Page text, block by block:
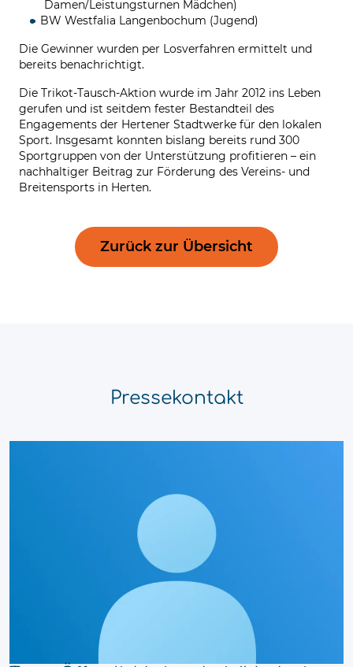
Damen/Leistungsturnen Mädchen)
BW Westfalia Langenbochum (Jugend)
Die Gewinner wurden per Losverfahren ermittelt und
bereits benachrichtigt.
Die Trikot-Tausch-Aktion wurde im Jahr 2012 ins Leben
gerufen und ist seitdem fester Bestandteil des
Engagements der Hertener Stadtwerke für den lokalen
Sport. Insgesamt konnten bislang bereits rund 300
Sportgruppen von der Unterstützung profitieren – ein
nachhaltiger Beitrag zur Förderung des Vereins- und
Breitensports in Herten.
Zurück zur Übersicht
Pressekontakt